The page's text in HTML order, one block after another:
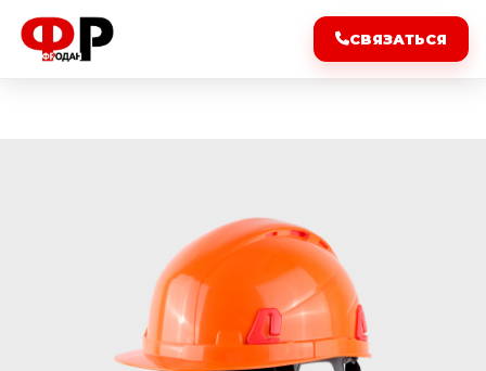
СВЯЗАТЬСЯ